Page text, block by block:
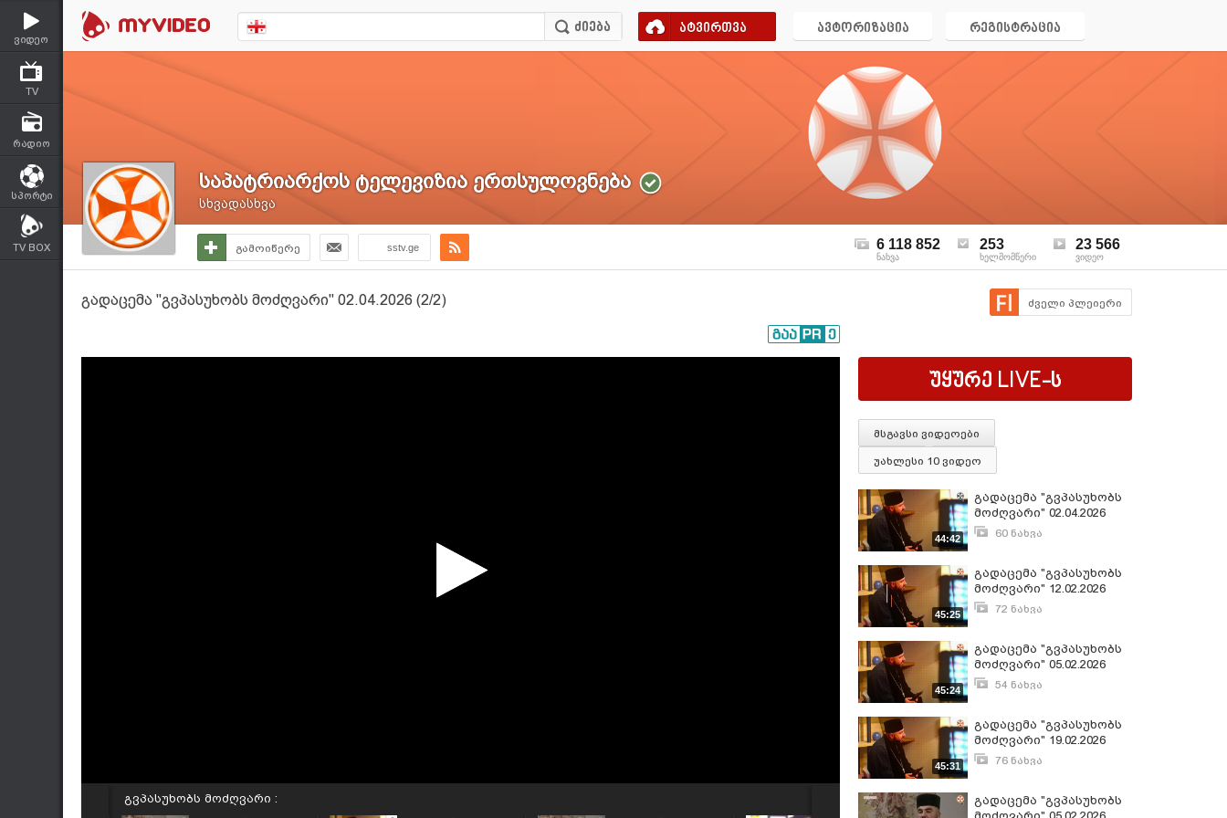
ვიდეო
TV
რადიო
სპორტი
TV BOX
ატვირთვა ავტორიზაცია რეგისტრაცია
საპატრიარქოს ტელევიზია ერთსულოვნება
სხვადასხვა
გამოიწერე sstv.ge 6 118 852
ნახვა
253
ხელმომწერი
23 566
ვიდეო
გადაცემა "გვპასუხობს მოძღვარი" 02.04.2026 (2/2) ძველი პლეიერი
გვპასუხობს მოძღვარი :
უყურე LIVE-ს
მსგავსი ვიდეოები
უახლესი 10 ვიდეო
44:42
გადაცემა "გვპასუხობს
მოძღვარი" 02.04.2026
(2/1)60 ნახვა
45:25
გადაცემა "გვპასუხობს
მოძღვარი" 12.02.2026
(1/2)72 ნახვა
45:24
გადაცემა "გვპასუხობს
მოძღვარი" 05.02.2026
(1/2)54 ნახვა
45:31
გადაცემა "გვპასუხობს
მოძღვარი" 19.02.2026
(2/1)76 ნახვა
გადაცემა "გვპასუხობს